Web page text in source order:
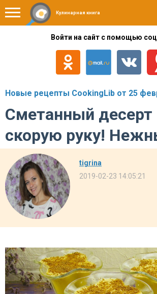
Кулинарная книга
Войти на сайт с помощью
Новые рецепты CookingLib от 25
Сметанный десерт
скорую руку!
tigrina
2019-02-23 14:05:21